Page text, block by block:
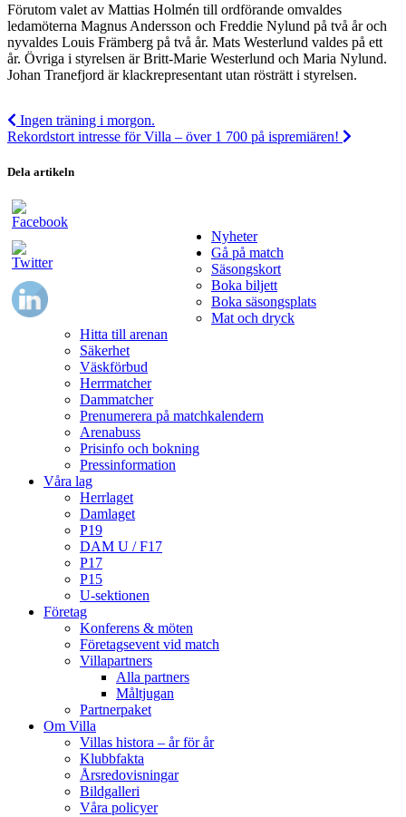
Förutom valet av Mattias Holmén till ordförande omvaldes
ledamöterna Magnus Andersson och Freddie Nylund på två år och
nyvaldes Louis Främberg på två år. Mats Westerlund valdes på ett
år. Övriga i styrelsen är Britt-Marie Westerlund och Maria Nylund.
Johan Tranefjord är klackrepresentant utan rösträtt i styrelsen.
Ingen träning i morgon.
Rekordstort intresse för Villa – över 1 700 på ispremiären!
Dela artikeln
Nyheter
Gå på match
Säsongskort
Boka biljett
Boka säsongsplats
Mat och dryck
Hitta till arenan
Säkerhet
Väskförbud
Herrmatcher
Dammatcher
Prenumerera på matchkalendern
Arenabuss
Prisinfo och bokning
Pressinformation
Våra lag
Herrlaget
Damlaget
P19
DAM U / F17
P17
P15
U-sektionen
Företag
Konferens & möten
Företagsevent vid match
Villapartners
Alla partners
Måltjugan
Partnerpaket
Om Villa
Villas histora – år för år
Klubbfakta
Årsredovisningar
Bildgalleri
Våra policyer